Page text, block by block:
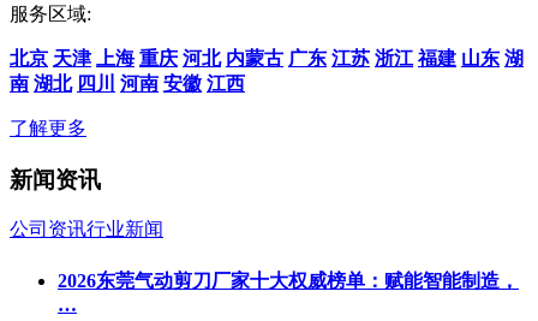
服务区域:
北京 天津 上海 重庆 河北 内蒙古 广东 江苏 浙江 福建 山东 湖
南 湖北 四川 河南 安徽 江西
了解更多
新闻资讯
公司资讯行业新闻
2026东莞气动剪刀厂家十大权威榜单：赋能智能制造，
…